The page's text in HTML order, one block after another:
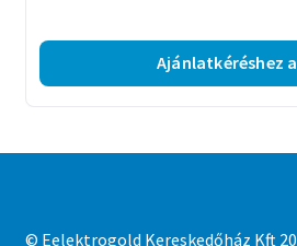
Ajánlatkéréshez
© Eelektrogold Kereskedőház Kft